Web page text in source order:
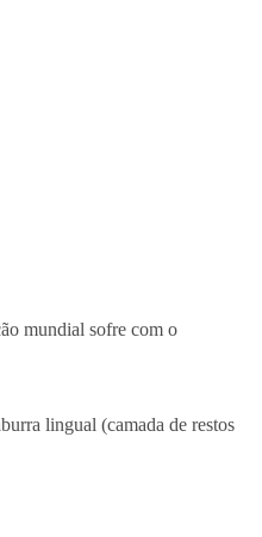
mundial sofre com o
lingual (camada de restos